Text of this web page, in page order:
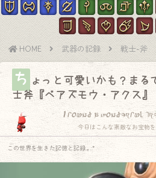
HOME 武器の記録 戦士-斧
ち ょっと可愛いかも？まる
士斧『ベアズモウ・アクス』
I found a wonderful
今日はこんな素敵なお宝物
この世界を生きた記憶と記録.｡.:*